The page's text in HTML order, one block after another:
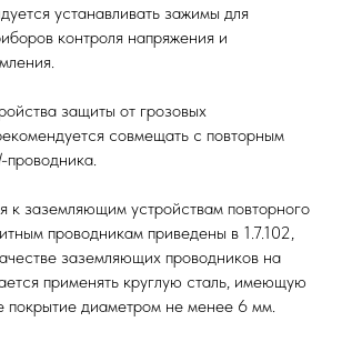
устанавливать зажимы для
контроля напряжения и
защиты от грозовых
совмещать с повторным
-проводника.
к заземляющим устройствам повторного
проводникам приведены в 1.7.102,
заземляющих проводников на
применять круглую сталь, имеющую
покрытие диаметром не менее 6 мм.